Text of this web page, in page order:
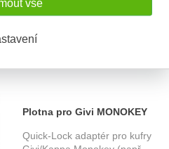
vše
Plotna pro Givi MONOKEY
na Alu-Rack
Quick-Lock adaptér pro kufry